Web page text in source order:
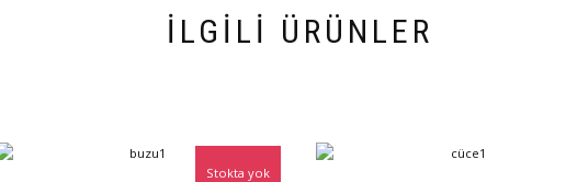
İLGILI ÜRÜNLER
Stokta yok